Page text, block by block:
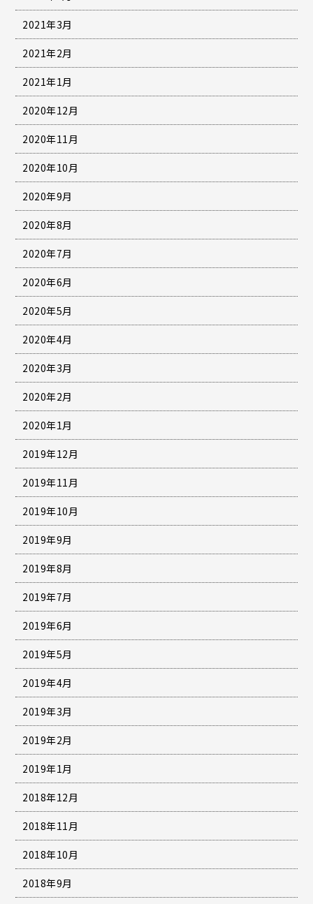
2021年3月
2021年2月
2021年1月
2020年12月
2020年11月
2020年10月
2020年9月
2020年8月
2020年7月
2020年6月
2020年5月
2020年4月
2020年3月
2020年2月
2020年1月
2019年12月
2019年11月
2019年10月
2019年9月
2019年8月
2019年7月
2019年6月
2019年5月
2019年4月
2019年3月
2019年2月
2019年1月
2018年12月
2018年11月
2018年10月
2018年9月